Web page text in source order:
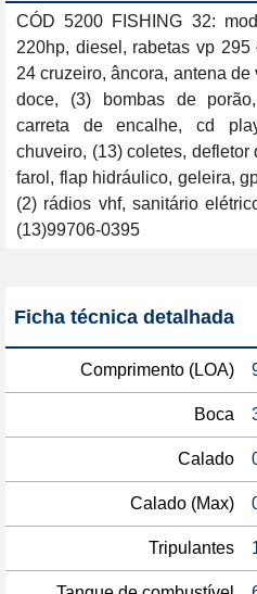
CÓD 5200 FISHING 32:
220hp, diesel, rabetas vp
24 cruzeiro, âncora, antena
doce, (3) bombas de
carreta de encalhe, cd
chuveiro, (13) coletes,
farol, flap hidráulico, geleira,
(2) rádios vhf, sanitário
(13)99706-0395
Ficha técnica detalhada
Comprimento (LOA)
Boca
Calado
Calado (Max)
Tripulantes